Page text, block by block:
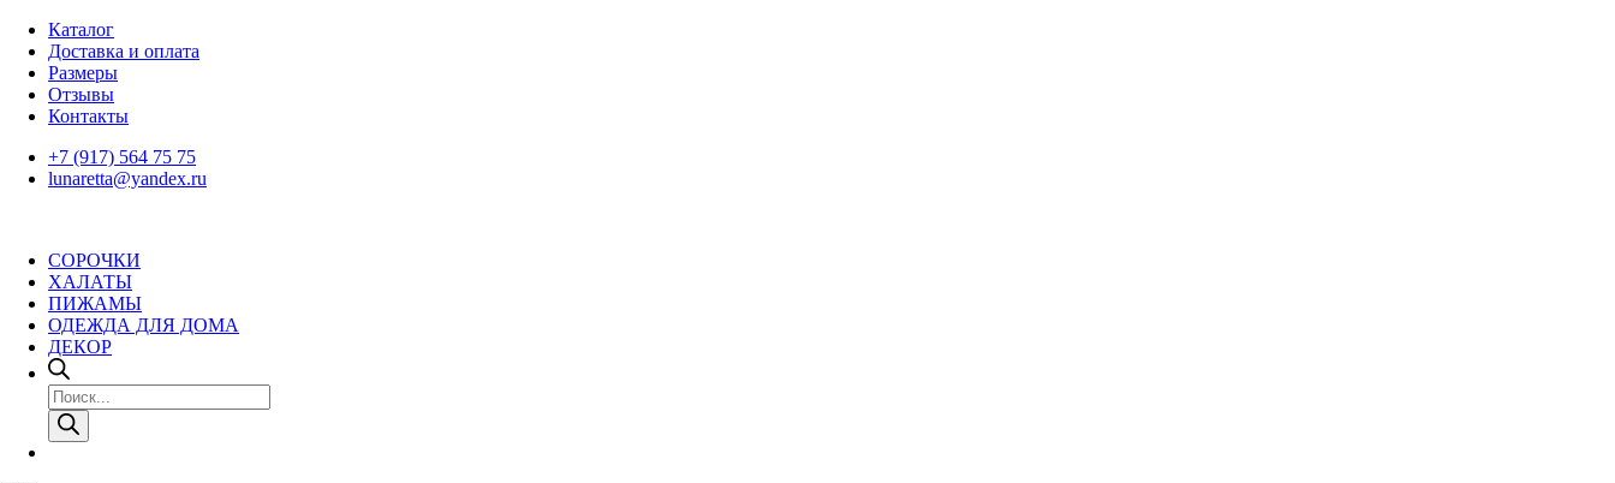
Skip
content
Каталог
Доставка и оплата
Размеры
Отзывы
Контакты
+7 (917) 564 75 75
lunaretta@yandex.ru
СОРОЧКИ
ХАЛАТЫ
ПИЖАМЫ
ОДЕЖДА ДЛЯ ДОМА
ДЕКОР
Поиск
товаров